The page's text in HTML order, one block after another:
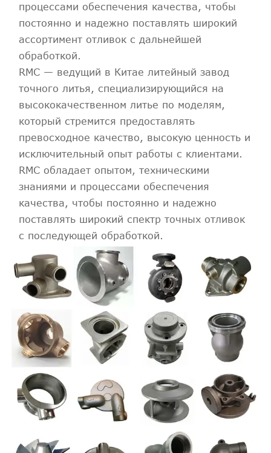
процессами обеспечения качества, чтобы
постоянно и надежно поставлять широкий
ассортимент отливок с дальнейшей
обработкой.
RMC — ведущий в Китае литейный завод
точного литья, специализирующийся на
высококачественном литье по моделям,
который стремится предоставлять
превосходное качество, высокую ценность и
исключительный опыт работы с клиентами.
RMC обладает опытом, техническими
знаниями и процессами обеспечения
качества, чтобы постоянно и надежно
поставлять широкий спектр точных отливок
с последующей обработкой.